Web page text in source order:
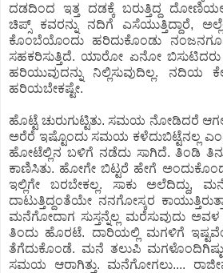
ದಡದಿಂದ ಇತ್ತ ದಡಕ್ಕೆ ಬರುತ್ತಿದ್ದ
ಚಿಪ್ಸ್ ಕವರನ್ನು ನದಿಗೆ ಎಸೆಯುತ್ತಿದ್ದಾರೆ,
ಕೊಂಬೆಯೊಂದು ಹರಿದುಕೊಂಡು
ಸಹಕರಿಸುತ್ತಿದೆ. ಯಾರೋ ಏನೋ ಬಿಸುಟಿದರು
ಹರಿಯುವುದನ್ನು ನಿಲ್ಲಿಸುವುದಿಲ್ಲ. ನದಿಯ
ಹರಿಯಬೇಕಷ್ಟೇ.
ಹೊಟ್ಟೆ ಚುರುಗುಟ್ಟಿತು. ಸಮಯ ನೋಡಿದರೆ ಆಗಲೇ
ಅರೆರೆ ಇಷ್ಟೊಂದು ಸಮಯ ಕಳೆದುಬಿಟ್ಟೆನಲ್ಲ
ಹೋಟೆಲ್ಲಿನ ಬಳಿಗೆ ನಡೆದು ಸಾಗಿದೆ. ತಿಂಡಿ
ಕಾಣಿಸಿತು. ಹೋಗೇ ಬಿಟ್ಟರೆ ಹೇಗೆ
ಇಲ್ಲಿಗೇ ಬರಬೇಕಲ್ಲ. ಸಾಕು ಅಲೆದಿದ್ದು,
ದಾಟುತ್ತಿದ್ದಂತೆಯೇ ನನಗೋಸ್ಕರ
ಮನೆಗೋದಾಗ ಸುಸ್ತನ್ನೆಲ್ಲ ಮರೆಸುವುದು
ತಿಂದು ಹೊರಟೆ. ದಾರಿಯಲ್ಲಿ ಮಗಳಿಗೆ
ತೆಗೆದುಕೊಂಡೆ. ಮನೆ ತಲುಪಿ ಮಗಳೊಂದಿಗಿಷ್ಟು
ಸಮಯ ಆರಾಗಿತ್ತು. ಮನೆಗೋಗಲು....